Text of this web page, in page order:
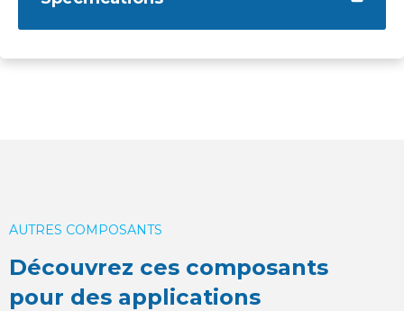
AUTRES COMPOSANTS
Découvrez ces composants
pour des applications